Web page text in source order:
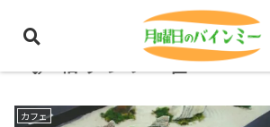
旧タンフー区
カフェ